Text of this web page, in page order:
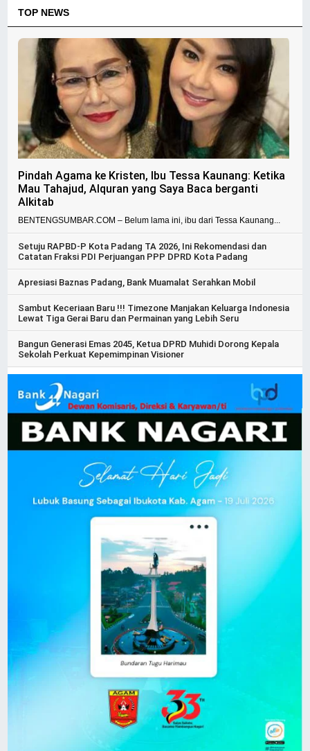
TOP NEWS
Pindah Agama ke Kristen, Ibu Tessa Kaunang: Ketika
Mau Tahajud, Alquran yang Saya Baca berganti
Alkitab
BENTENGSUMBAR.COM – Belum lama ini, ibu dari Tessa Kaunang...
Setuju RAPBD-P Kota Padang TA 2026, Ini Rekomendasi dan
Catatan Fraksi PDI Perjuangan PPP DPRD Kota Padang
Apresiasi Baznas Padang, Bank Muamalat Serahkan Mobil
Sambut Keceriaan Baru !!! Timezone Manjakan Keluarga Indonesia
Lewat Tiga Gerai Baru dan Permainan yang Lebih Seru
Bangun Generasi Emas 2045, Ketua DPRD Muhidi Dorong Kepala
Sekolah Perkuat Kepemimpinan Visioner